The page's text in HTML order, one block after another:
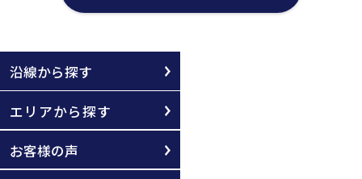
沿線から探す
エリアから探す
お客様の声